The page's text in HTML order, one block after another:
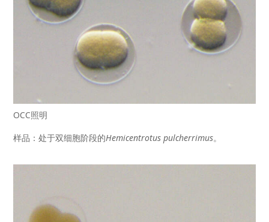
OCC照明
样品：处于双细胞阶段的Hemicentrotus pulcherrimus。